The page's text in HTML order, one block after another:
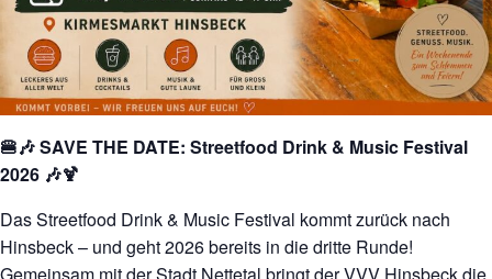
🍔🎶 SAVE THE DATE: Streetfood Drink & Music Festival
2026 🎶🍹
Das Streetfood Drink & Music Festival kommt zurück nach
Hinsbeck – und geht 2026 bereits in die dritte Runde!